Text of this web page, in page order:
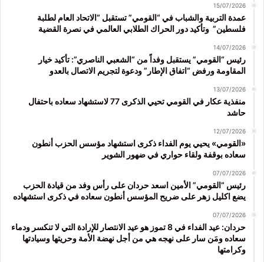
15/07/2026
عمدة التربية والشباب في “القومي” تستقبل “الاتحاد العام لطلبة
فلسطين” وتأكيد دور الحراك الطلابي العالمي في نصرة القضية
14/07/2026
رئيس “القومي” يستقبل وفداً من “الشعبي الناصري”: تأكيد خيار
المقاومة ورفض “اتفاق الإطار” ودعوة لتجريم الاتصال بالعدو
13/07/2026
منفذية عكار في القومي تحيي الذكرى 77 لاستشهاد سعاده باحتفال
حاشد
12/07/2026
«القومي» يحيي يوم الفداء ذكرى استشهاد مؤسس الحزب أنطون
سعاده بوقفة ولقاء حواري في ضهور الشوير
07/07/2026
رئيس “القومي” الأمين اسعد حردان على رأس وفد من قيادة الحزب
يضع اكليل زهر على ضريح المؤسس أنطون سعاده في ذكرى استشهاده
07/07/2026
حردان: عيد الفداء في 8 تموز هو عيد الانتصار للإرادة التي لا تنكسر ودماء
سعاده ومَن سار على نهجه هي من أجل نهضة الأمة وحريتها وسيادتها
وكرامتها